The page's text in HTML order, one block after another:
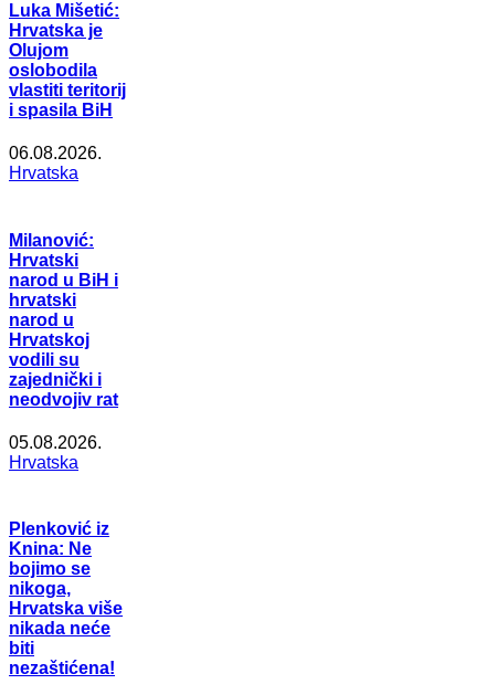
Luka Mišetić:
Hrvatska je
Olujom
oslobodila
vlastiti teritorij
i spasila BiH
06.08.2026.
Hrvatska
Milanović:
Hrvatski
narod u BiH i
hrvatski
narod u
Hrvatskoj
vodili su
zajednički i
neodvojiv rat
05.08.2026.
Hrvatska
Plenković iz
Knina: Ne
bojimo se
nikoga,
Hrvatska više
nikada neće
biti
nezaštićena!